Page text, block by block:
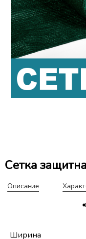
Сетка
Описание
Ширина